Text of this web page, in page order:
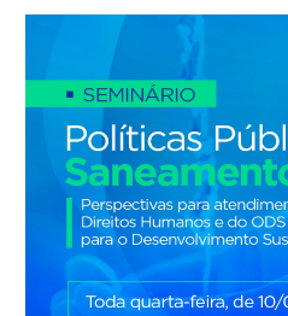
Seminário
Políticas
Públicas
Saneamento
Básico
Parcerias